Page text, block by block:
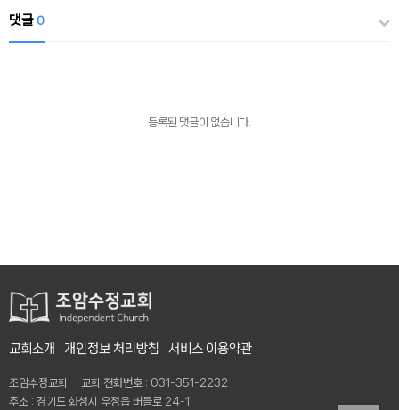
댓글 0
등록된 댓글이 없습니다.
교회소개 개인정보 처리방침 서비스 이용약관
조암수정교회 교회 전화번호 : 031-351-2232
주소 : 경기도 화성시 우정읍 버들로 24-1